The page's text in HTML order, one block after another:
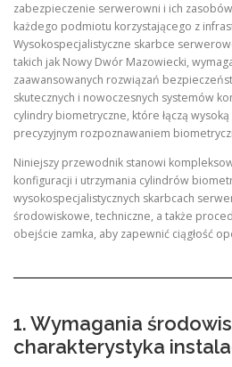
zabezpieczenie serwerowni i ich
każdego podmiotu korzystającego z
Wysokospecjalistyczne skarbce
takich jak Nowy Dwór Mazowiecki,
zaawansowanych rozwiązań
skutecznych i nowoczesnych systemów
cylindry biometryczne, które łączą
precyzyjnym rozpoznawaniem
Niniejszy przewodnik stanowi
konfiguracji i utrzymania cylindrów
wysokospecjalistycznych skarbcach
środowiskowe, techniczne, a także
obejście zamka, aby zapewnić ciągłość
1. Wymagania
charakterystyka